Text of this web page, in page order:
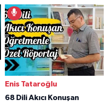
Enis Tataroğlu
68 Dili Akıcı Konuşan